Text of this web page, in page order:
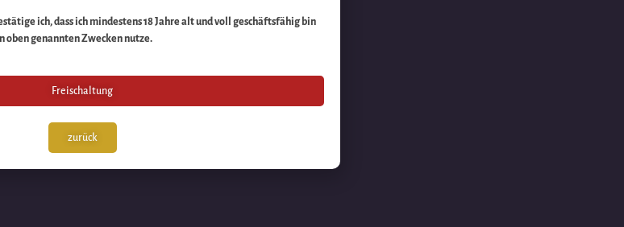
ich, dass ich mindestens 18 Jahre alt und voll geschäftsfähig bin
oben genannten Zwecken nutze.
Freischaltung
zurück